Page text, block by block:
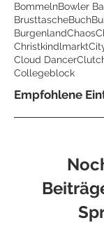
BommelnBowler
BrusttascheBuch
BurgenlandChaos
Christkindlmarkt
Cloud Dancer
Collegeblock
Empfohlene